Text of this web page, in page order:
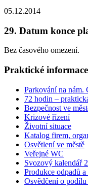
05.12.2014
29. Datum konce
Bez časového omezení.
Praktické informace
Parkování na nám.
72 hodin –
Bezpečnost ve
Krizové řízení
Životní situace
Katalog firem,
Osvětlení ve městě
Veřejné WC
Svozový kalendář
Produkce odpadů
Osvědčení o